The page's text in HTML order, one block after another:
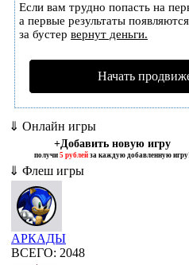
Если вам трудно попасть на
а первые результаты
за бустер вернут деньги.
Начать
⇓ Онлайн игры
+Добавить новую игру
получи 5 рублейза каждую добавленную
⇓ Флеш игры
АРКАДЫ
ВСЕГО: 2048